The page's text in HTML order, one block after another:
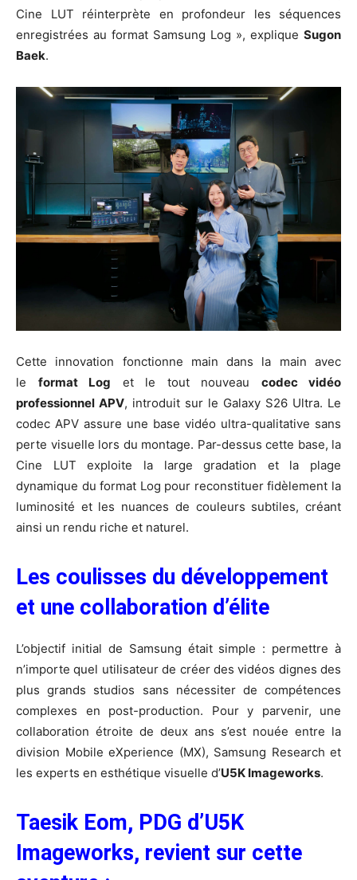
Cine LUT réinterprète en profondeur les séquences
enregistrées au format Samsung Log », explique Sugon
Baek.
Cette innovation fonctionne main dans la main avec
le format Log et le tout nouveau codec vidéo
professionnel APV, introduit sur le Galaxy S26 Ultra. Le
codec APV assure une base vidéo ultra-qualitative sans
perte visuelle lors du montage. Par-dessus cette base, la
Cine LUT exploite la large gradation et la plage
dynamique du format Log pour reconstituer fidèlement la
luminosité et les nuances de couleurs subtiles, créant
ainsi un rendu riche et naturel.
Les coulisses du développement
et une collaboration d’élite
L’objectif initial de Samsung était simple : permettre à
n’importe quel utilisateur de créer des vidéos dignes des
plus grands studios sans nécessiter de compétences
complexes en post-production. Pour y parvenir, une
collaboration étroite de deux ans s’est nouée entre la
division Mobile eXperience (MX), Samsung Research et
les experts en esthétique visuelle d’U5K Imageworks.
Taesik Eom, PDG d’U5K
Imageworks, revient sur cette